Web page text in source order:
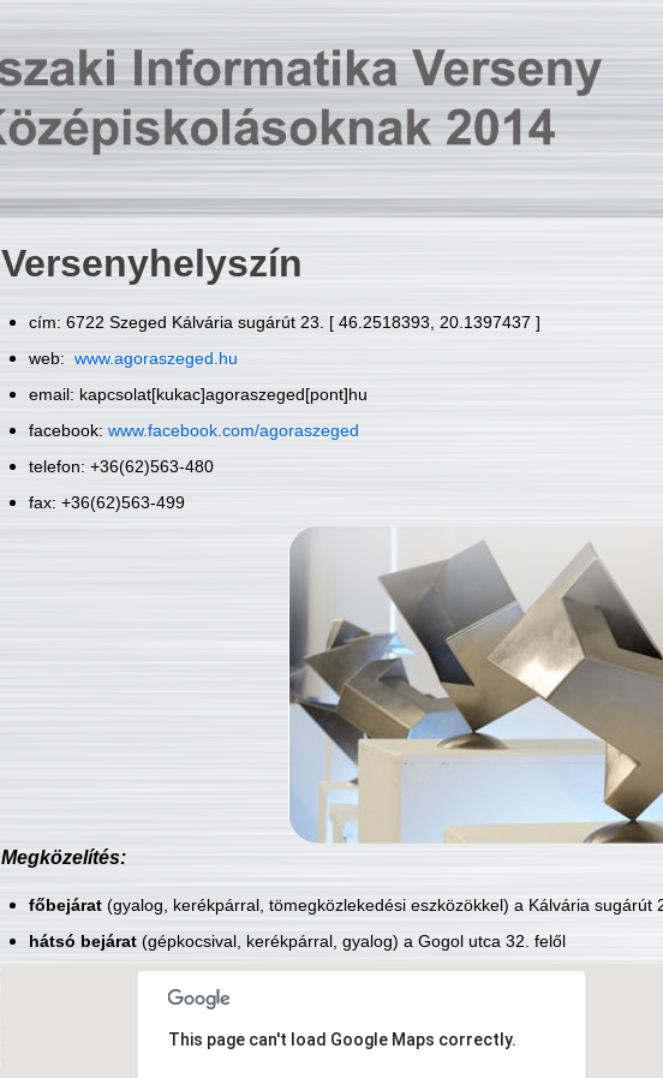
Versenyhelyszín
cím: 6722 Szeged Kálvária sugárút 23. [ 46.2518393, 20.1397437 ]
web: www.agoraszeged.hu
email: kapcsolat[kukac]agoraszeged[pont]hu
facebook: www.facebook.com/agoraszeged
telefon: +36(62)563-480
fax: +36(62)563-499
Megközelítés:
főbejárat(gyalog, kerékpárral, tömegközlekedési eszközökkel) a Kálvária sugárút
hátsó bejárat(gépkocsival, kerékpárral, gyalog) a Gogol utca 32. felől
This page can't load Google Maps correctly.